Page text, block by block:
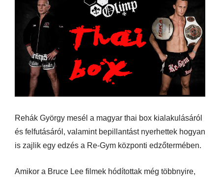
Rehák György mesél a magyar thai box kialakulásáról
és felfutásáról, valamint bepillantást nyerhettek hogyan
is zajlik egy edzés a Re-Gym központi edzőtermében.
Amikor a Bruce Lee filmek hódítottak még többnyire,